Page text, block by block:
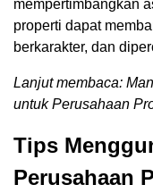
mempertimbangkan
properti dapat
berkarakter, dan
Lanjut membaca:
untuk Perusahaan
Tips
Perusahaan